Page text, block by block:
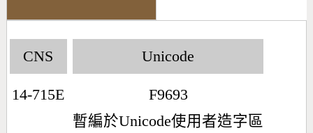
CNS
14-715E
Unicode
F9693
暫編於Unicode使用者造字區